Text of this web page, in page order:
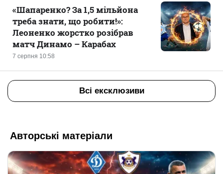
7 серпня 10:58
«Шапаренко? За 1,5 мільйона
треба знати, що робити!»:
Леоненко жорстко розібрав
матч Динамо – Карабах
Всі ексклюзиви
Авторські матеріали